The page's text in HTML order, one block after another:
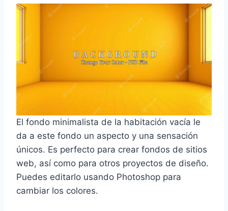
El fondo minimalista de la habitación vacía le
da a este fondo un aspecto y una sensación
únicos. Es perfecto para crear fondos de sitios
web, así como para otros proyectos de diseño.
Puedes editarlo usando Photoshop para
cambiar los colores.